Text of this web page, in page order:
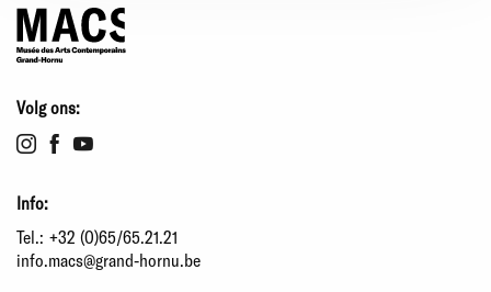
Volg ons:
Info:
Tel.: +32 (0)65/65.21.21
info.macs@grand-hornu.be